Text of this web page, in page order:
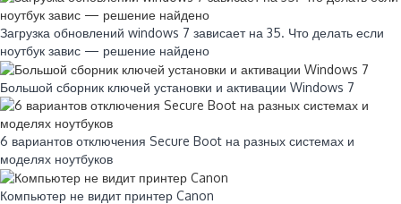
Загрузка обновлений windows 7 зависает на 35. Что делать если
ноутбук завис — решение найдено
Большой сборник ключей установки и активации Windows 7
6 вариантов отключения Secure Boot на разных системах и
моделях ноутбуков
Компьютер не видит принтер Canon